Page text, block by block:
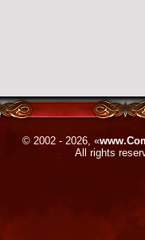
© 2002 - 2026, «
All rights